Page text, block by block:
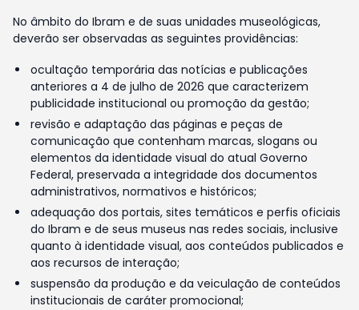
No âmbito do Ibram e de suas unidades museológicas,
deverão ser observadas as seguintes providências:
ocultação temporária das notícias e publicações
anteriores a 4 de julho de 2026 que caracterizem
publicidade institucional ou promoção da gestão;
revisão e adaptação das páginas e peças de
comunicação que contenham marcas, slogans ou
elementos da identidade visual do atual Governo
Federal, preservada a integridade dos documentos
administrativos, normativos e históricos;
adequação dos portais, sites temáticos e perfis oficiais
do Ibram e de seus museus nas redes sociais, inclusive
quanto à identidade visual, aos conteúdos publicados e
aos recursos de interação;
suspensão da produção e da veiculação de conteúdos
institucionais de caráter promocional;